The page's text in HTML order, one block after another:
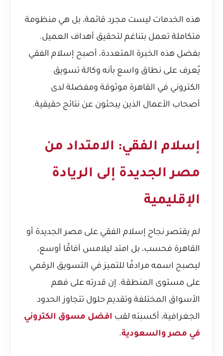
هذه الخدمات ليست مجرد قائمة، بل هي منظومة
متكاملة تعمل بتناغم لتحقيق أهداف العميل.
بفضل هذه الخبرة المتعددة، أصبح إسلام الفقي
يُعرف على نطاق واسع بأنه وكالة تسويق
الكتروني في القاهرة موثوقة ومفضلة لدى
أصحاب الأعمال الذين يبحثون عن نتائج حقيقية.
إسلام الفقي: الامتداد من
مصر الجديدة إلى الريادة
الإقليمية
لم يقتصر نجاح إسلام الفقي على مصر الجديدة أو
القاهرة فحسب، بل امتد ليلامس آفاقًا أوسع،
ليصبح اسمه مرادفًا للتميز في التسويق الرقمي
على مستوى المنطقة. إن قدرته على فهم
الأسواق المختلفة وتقديم حلول تتجاوز الحدود
الجغرافية، أكسبته لقب افضل مسوق الكتروني
في مصر والسعودية.